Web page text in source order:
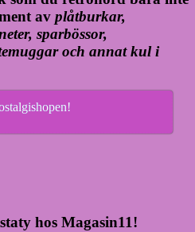
av plåtburkar,
sparbössor,
och annat kul i
hos Magasin11!